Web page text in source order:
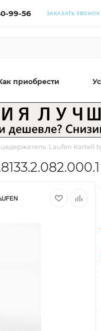
99-56 ЗАКАЗАТЬ ЗВОНОК
приобрести
Laufen Kartell